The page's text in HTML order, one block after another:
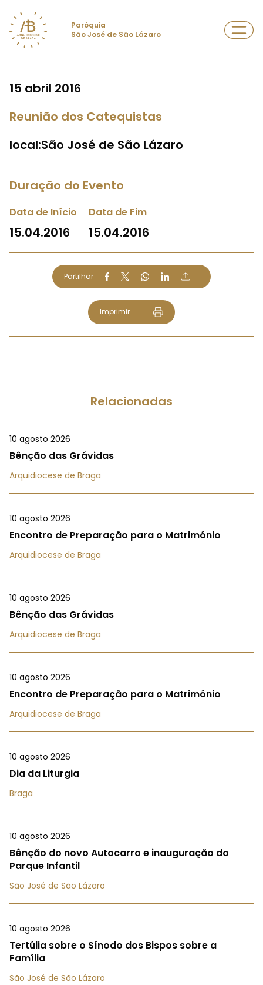
Paróquia
São José de São Lázaro
15 abril 2016
Reunião dos Catequistas
local:São José de São Lázaro
Duração do Evento
Data de Início
15.04.2016
Data de Fim
15.04.2016
Partilhar
Imprimir
Relacionadas
10 agosto 2026
Bênção das Grávidas
Arquidiocese de Braga
10 agosto 2026
Encontro de Preparação para o Matrimónio
Arquidiocese de Braga
10 agosto 2026
Bênção das Grávidas
Arquidiocese de Braga
10 agosto 2026
Encontro de Preparação para o Matrimónio
Arquidiocese de Braga
10 agosto 2026
Dia da Liturgia
Braga
10 agosto 2026
Bênção do novo Autocarro e inauguração do
Parque Infantil
São José de São Lázaro
10 agosto 2026
Tertúlia sobre o Sínodo dos Bispos sobre a
Família
São José de São Lázaro